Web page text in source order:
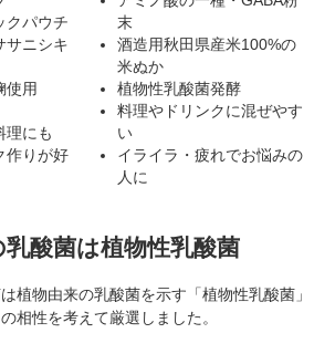
クパウチ
サニシキ
使用
理にも
作りが好
末
酒造用秋田県産米100%の
米ぬか
植物性乳酸菌発酵
料理やドリンクに混ぜやす
い
イライラ・疲れでお悩みの
人に
酸菌は植物性乳酸菌
植物由来の乳酸菌を示す「植物性乳酸菌」
相性を考えて厳選しました。